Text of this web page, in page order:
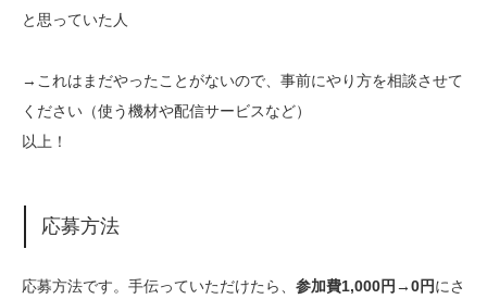
と思っていた人
→これはまだやったことがないので、事前にやり方を相談させて
ください（使う機材や配信サービスなど）
以上！
応募方法
応募方法です。手伝っていただけたら、 参加費1,000円→0円にさ